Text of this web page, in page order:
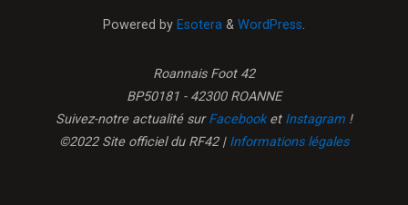
Powered by Esotera & WordPress.
Roannais Foot 42
BP50181 - 42300 ROANNE
Suivez-notre actualité surFacebooket Instagram !
©2022 Site officiel du RF42 | Informations légales